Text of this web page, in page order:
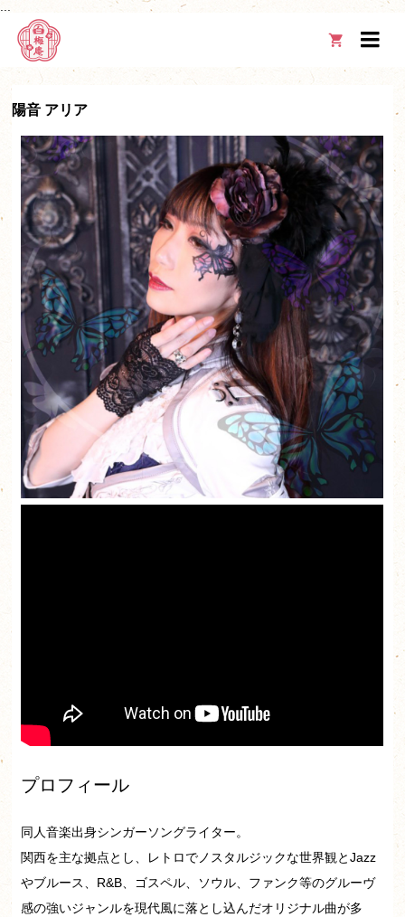

陽音 アリア
プロフィール
同人音楽出身シンガーソングライター。
関西を主な拠点とし、レトロでノスタルジックな世界観とJazz
やブルース、R&B、ゴスペル、ソウル、ファンク等のグルーヴ
感の強いジャンルを現代風に落とし込んだオリジナル曲が多